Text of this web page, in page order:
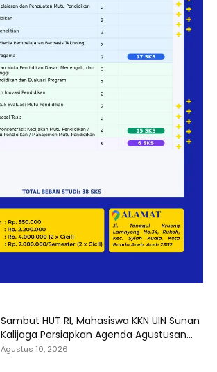
Sambut HUT RI, Mahasiswa KKN UIN Sunan
Kalijaga Persiapkan Agenda Agustusan...
Agustus 10, 2026